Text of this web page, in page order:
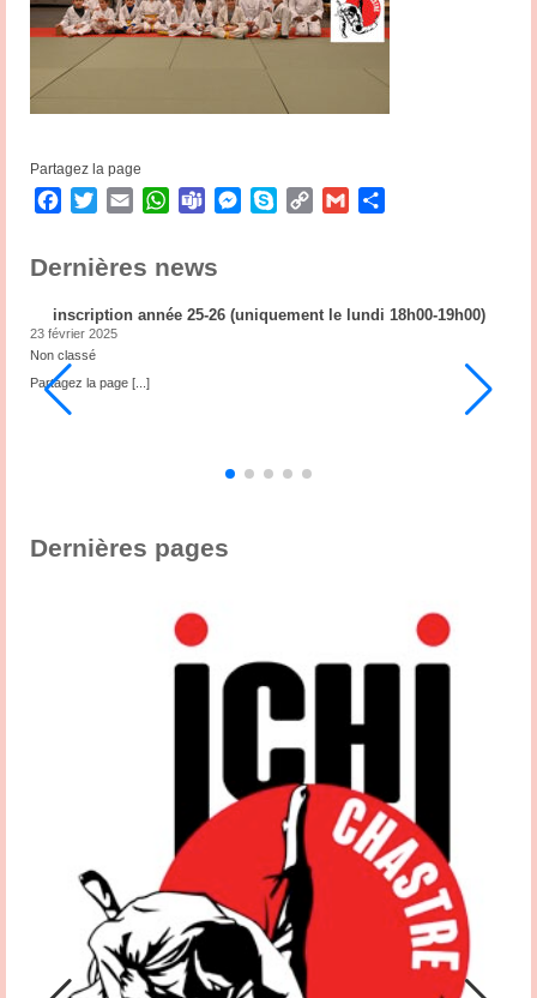
Partagez la page
Facebook
TwitterEmailWhatsApp
TeamsMessenger
SkypeCopy Gmail
Dernières news
inscription année 25-26 (uniquement le lundi 18h00-19h00)
23 février 2025
Non classé
Partagez la page [...]
Dernières pages